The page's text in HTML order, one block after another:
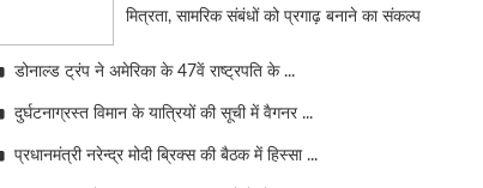
मित्रता, सामरिक संबंधों को प्रगाढ़ बनाने का संकल्प
डोनाल्ड ट्रंप ने अमेरिका के 47वें राष्ट्रपति के ...
दुर्घटनाग्रस्त विमान के यात्रियों की सूची में वैगनर ...
प्रधानमंत्री नरेन्द्र मोदी ब्रिक्स की बैठक में हिस्सा ...